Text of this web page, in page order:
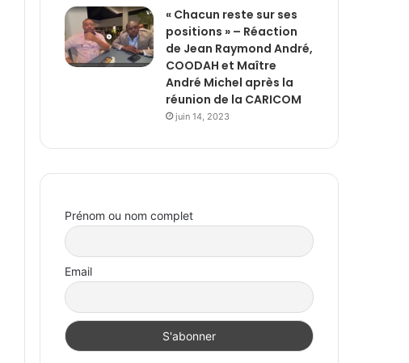
« Chacun reste sur ses
positions » – Réaction
de Jean Raymond André,
COODAH et Maître
André Michel après la
réunion de la CARICOM
juin 14, 2023
Prénom ou nom complet
Email